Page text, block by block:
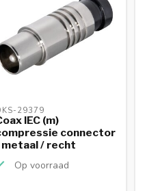
29379
IEC (m)
connector
metaal / recht
Op voorraad